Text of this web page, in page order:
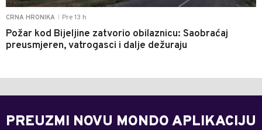
CRNA HRONIKA Pre 13 h
Požar kod Bijeljine zatvorio obilaznicu: Saobraćaj
preusmjeren, vatrogasci i dalje dežuraju
PREUZMI NOVU MONDO APLIKACIJU